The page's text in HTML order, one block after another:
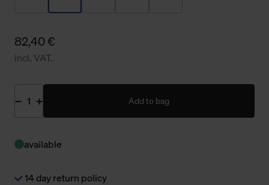
82,40 €
incl. VAT.
Add to bag
available
14 day return policy